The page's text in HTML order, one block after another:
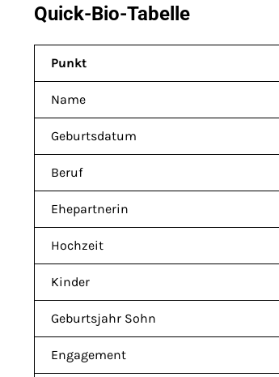
Quick-Bio-Tabelle
Punkt
Name
Geburtsdatum
Beruf
Ehepartnerin
Hochzeit
Kinder
Geburtsjahr Sohn
Engagement